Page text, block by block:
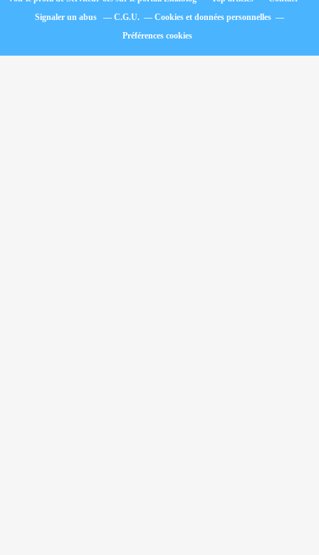
Signaler un abus
C.G.U.
Cookies et données personnelles
Préférences cookies